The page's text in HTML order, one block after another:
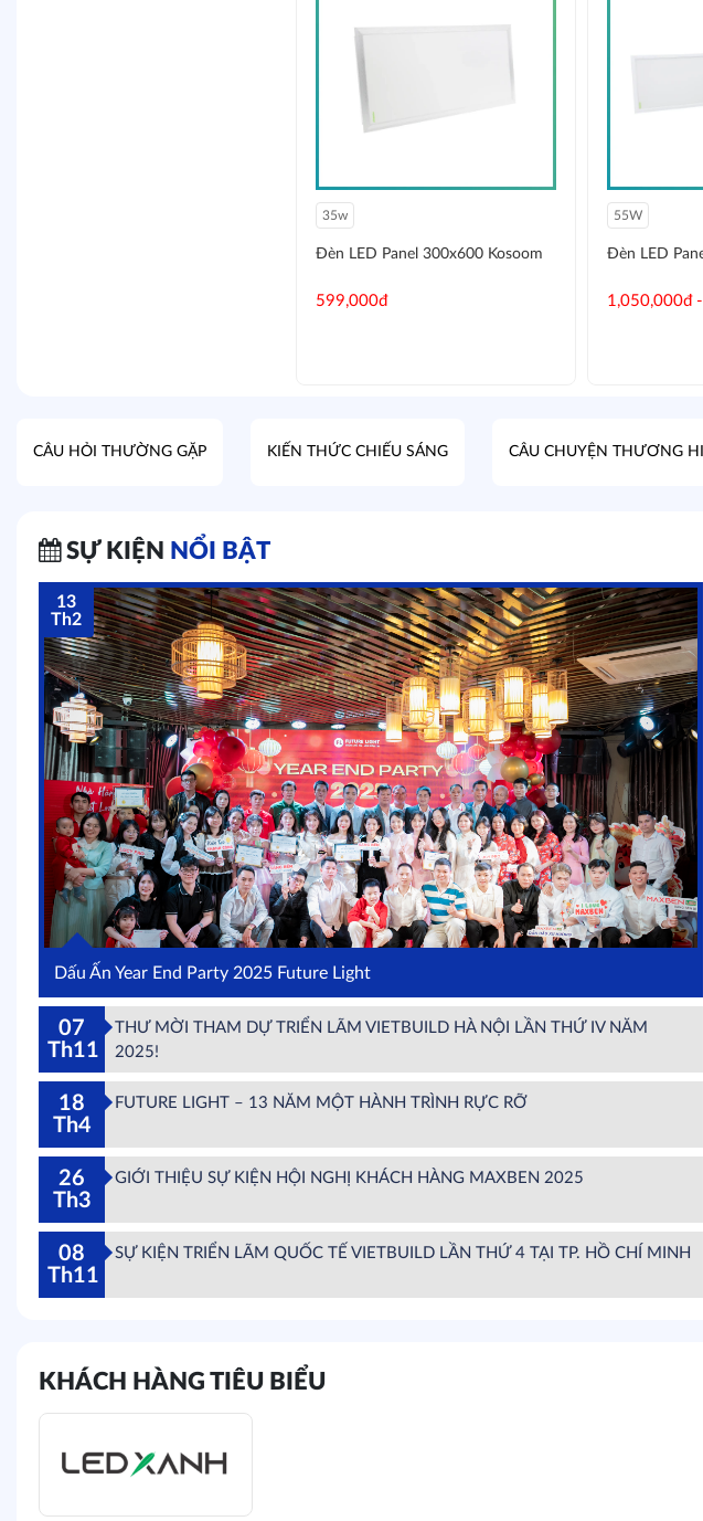
35w
Đèn LED Panel 300x600 Kosoom
599,000đ
55W
Đèn LED
1,050,000đ
CÂU HỎI THƯỜNG GẶP KIẾN THỨC CHIẾU SÁNG CÂU CHUYỆN THƯƠNG
SỰ KIỆN NỔI BẬT
13
Th2
Dấu Ấn Year End Party 2025 Future Light
07
Th11
THƯ MỜI THAM DỰ TRIỂN LÃM VIETBUILD HÀ NỘI LẦN THỨ IV NĂM
2025!
18
Th4
FUTURE LIGHT – 13 NĂM MỘT HÀNH TRÌNH RỰC RỠ
26
Th3
GIỚI THIỆU SỰ KIỆN HỘI NGHỊ KHÁCH HÀNG MAXBEN 2025
08
Th11
SỰ KIỆN TRIỂN LÃM QUỐC TẾ VIETBUILD LẦN THỨ 4 TẠI TP. HỒ CHÍ MINH
KHÁCH HÀNG TIÊU BIỂU